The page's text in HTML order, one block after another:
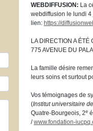
WEBDIFFUSION: La
webdiffusion le lundi
lien: https://
LA DIRECTION A
775 AVENUE DU
La famille désire
leurs soins et surtout
Vos témoignages de
(Institut universitaire
Quatre-Bourgeois, 2e
/www.fondation-